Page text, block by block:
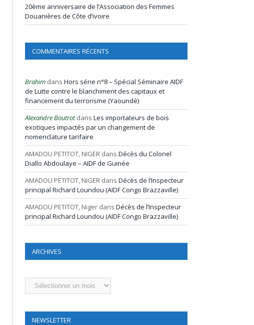
20ème anniversaire de l’Association des Femmes
Douanières de Côte d’ivoire
COMMENTAIRES RÉCENTS
Brahim dans Hors série n°8 – Spécial Séminaire AIDF
de Lutte contre le blanchiment des capitaux et
financement du terrorisme (Yaoundé)
Alexandre Boutrotdans Les importateurs de bois
exotiques impactés par un changement de
nomenclature tarifaire
AMADOU PETITOT, NIGER dans Décès du Colonel
Diallo Abdoulaye – AIDF de Guinée
AMADOU PETITOT, NIGER dans Décès de l’Inspecteur
principal Richard Loundou (AIDF Congo Brazzaville)
AMADOU PETITOT, Niger dans Décès de l’Inspecteur
principal Richard Loundou (AIDF Congo Brazzaville)
ARCHIVES
Archives
NEWSLETTER